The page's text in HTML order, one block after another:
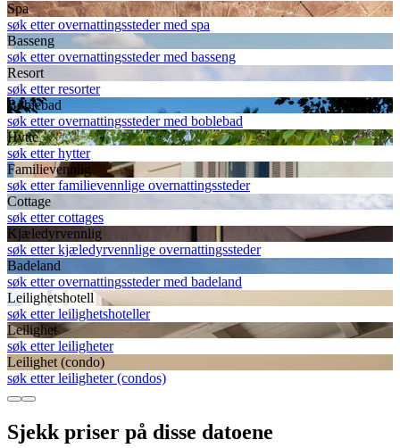
Spa
søk etter overnattingssteder med spa
Basseng
søk etter overnattingssteder med basseng
Resort
søk etter resorter
Boblebad
søk etter overnattingssteder med boblebad
Hytte
søk etter hytter
Familievennlig
søk etter familievennlige overnattingssteder
Cottage
søk etter cottages
Kjæledyrvennlig
søk etter kjæledyrvennlige overnattingssteder
Badeland
søk etter overnattingssteder med badeland
Leilighetshotell
søk etter leilighetshoteller
Leilighet
søk etter leiligheter
Leilighet (condo)
søk etter leiligheter (condos)
Sjekk priser på disse datoene